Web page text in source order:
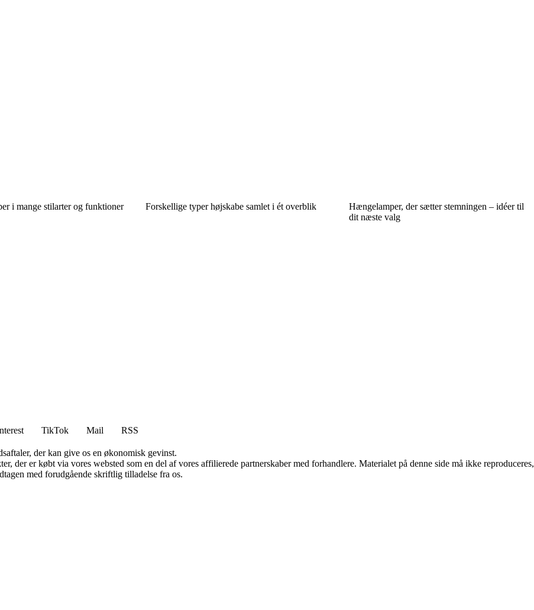
i mange stilarter og funktioner Forskellige typer højskabe samlet i ét overblik
Hængelamper, der sætter stemningen – idéer til
dit næste valg
TikTok Mail
RSS
der kan give os en økonomisk gevinst.
der er købt via vores websted som en del af vores affilierede partnerskaber med forhandlere. Materialet på denne side må ikke reproduceres,
med forudgående skriftlig tilladelse fra os.